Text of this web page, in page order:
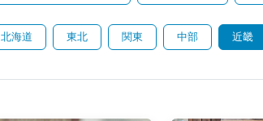
北海道 東北 関東 中部 近畿